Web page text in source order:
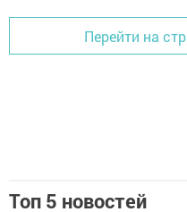
Перейти на
Топ 5 новостей